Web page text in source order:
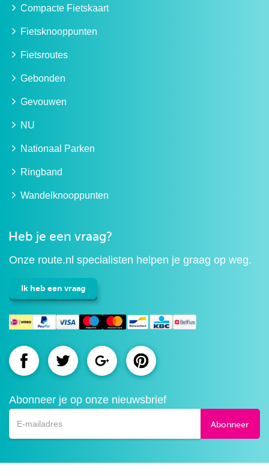
Compacte Fietskaart
Fietsknooppunten
Fietsroutes
Gebonden
Gevouwen
NU
Nationaal Parken
Ringband
Wandelknooppunten
Heb je een vraag?
Onze route.nl specialisten helpen je graag op weg.
Ik heb een vraag
Route.nl
Facebook
Route.nlRoute.nlRoute.nl
Abonneer je op onze nieuwsbrief
Abonneer